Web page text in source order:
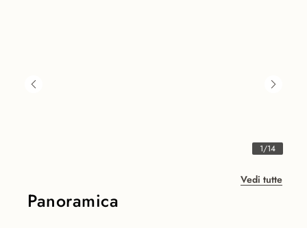
1/14
Vedi tutte
Panoramica